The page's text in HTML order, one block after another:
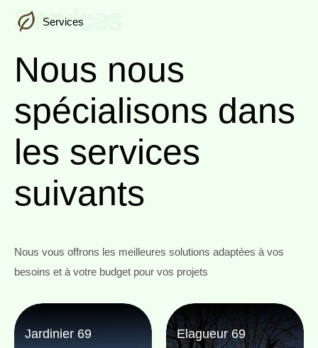
Services
Services
Nous nous
spécialisons dans
les services
suivants
Nous vous offrons les meilleures solutions adaptées à vos
besoins et à votre budget pour vos projets
Jardinier 69 Elagueur 69